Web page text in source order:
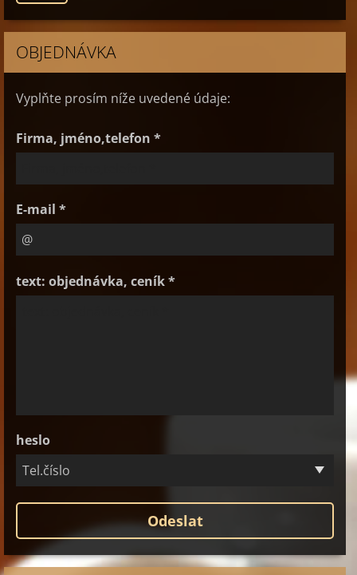
OBJEDNÁVKA
Vyplňte prosím níže uvedené údaje:
Firma, jméno,telefon *
E-mail *
text: objednávka, ceník *
heslo
Tel.číslo